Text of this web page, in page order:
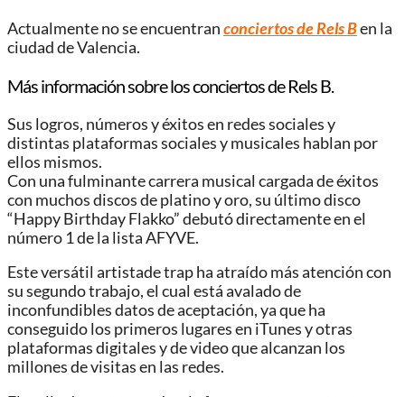
Actualmente no se encuentranconciertos de Rels Ben la
ciudad de Valencia.
Más información sobre los conciertos de Rels B.
Sus logros, números y éxitos en redes sociales y
distintas plataformas sociales y musicales hablan por
ellos mismos.
Con una fulminante carrera musical cargada de éxitos
con muchos discos de platino y oro, su último disco
“Happy Birthday Flakko” debutó directamente en el
número 1 de la lista AFYVE.
Este versátil artistade trap ha atraído más atención con
su segundo trabajo, el cual está avalado de
inconfundibles datos de aceptación, ya que ha
conseguido los primeros lugares en iTunes y otras
plataformas digitales y de video que alcanzan los
millones de visitas en las redes.